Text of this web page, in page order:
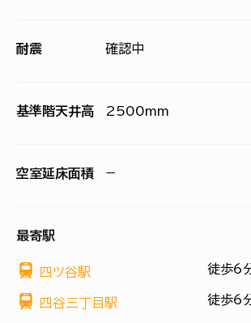
耐震 確認中
基準階天井高 2500mm
空室延床面積 −
最寄駅
四ツ谷駅 徒歩6
四谷三丁目駅 徒歩6